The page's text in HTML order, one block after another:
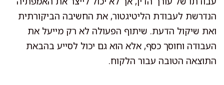
הנדרשת לעבודת הליטיגטור, את החשיבה הביקורתית
ואת שיקול הדעת. שיתוף הפעולה לא רק מייעל את
העבודה וחוסך כסף, אלא הוא גם יכול לסייע בהבאת
התוצאה הטובה עבור הלקוח.